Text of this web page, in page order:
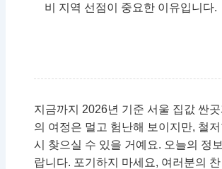
비 지역 선점이 중요한 이유입니다.
지금까지 2026년 기준 서울 집값 싼
의 여정은 멀고 험난해 보이지만, 철
시 찾으실 수 있을 거예요. 오늘의 정
랍니다. 포기하지 마세요, 여러분의